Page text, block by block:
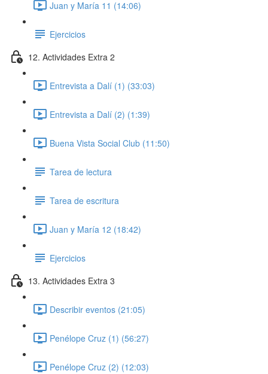
Juan y María 11 (14:06)
Ejercicios
12. Actividades Extra 2
Entrevista a Dalí (1) (33:03)
Entrevista a Dalí (2) (1:39)
Buena Vista Social Club (11:50)
Tarea de lectura
Tarea de escritura
Juan y María 12 (18:42)
Ejercicios
13. Actividades Extra 3
Describir eventos (21:05)
Penélope Cruz (1) (56:27)
Penélope Cruz (2) (12:03)